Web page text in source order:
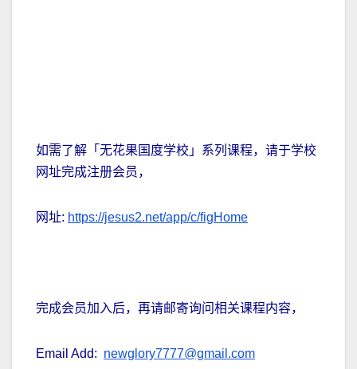
如需了解「无花果国度学校」系列课程，请于学校
网址完成注册会员，
网址: https://jesus2.net/app/c/figHome
完成会员加入后，再请邮寄询问相关课程内容，
Email Add: newglory7777@gmail.com